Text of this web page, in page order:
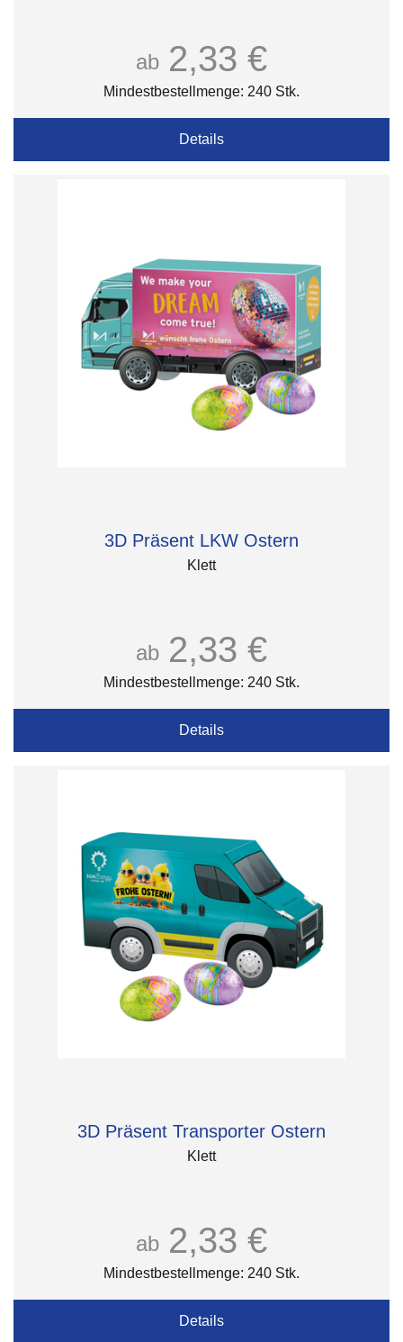
ab 2,33 €
Mindestbestellmenge: 240 Stk.
Details
3D Präsent LKW Ostern
Klett
ab 2,33 €
Mindestbestellmenge: 240 Stk.
Details
3D Präsent Transporter Ostern
Klett
ab 2,33 €
Mindestbestellmenge: 240 Stk.
Details